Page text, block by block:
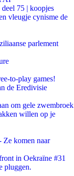
75 | koopjes
vleugje cynisme de
parlement
to-play games!
de Eredivisie
om gele zwembroek
willen op je
Ze komen naar
in Oekraïne #31
pluggen.